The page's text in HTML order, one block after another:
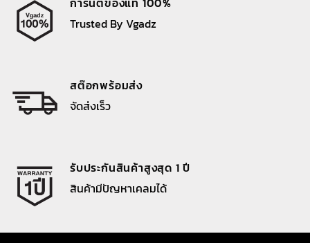
Trusted By Vgadz
สต๊อกพร้อมส่ง
จัดส่งเร็ว
รับประกันสินค้าสูงสุด 1 ปี
สินค้ามีปัญหาเคลมได้